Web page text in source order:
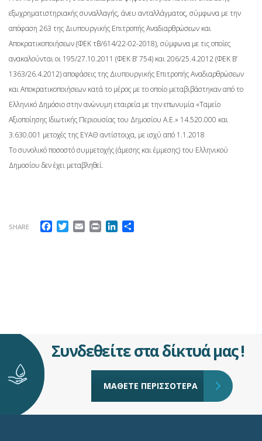
εξωχρηματιστηριακής συναλλαγής, άνευ ανταλλάγματος, σύμφωνα με την
απόφαση 263 της Διυπουργικής Επιτροπής Αναδιαρθρώσεων και
Αποκρατικοποιήσεων (ΦΕΚ τ΄Β/614/22-02-2018), σύμφωνα με τις οποίες
ανακαλούνται οι 195/27.10.2011 (ΦΕΚ Β’ 754) και 206/25.4.2012 (ΦΕΚ Β’
1363/26.4.2012) αποφάσεις της Διυπουργικής Επιτροπής Αναδιαρθρώσεων
και Αποκρατικοποιήσεων κατά το μέρος με το οποίο μεταβιβάστηκαν από το
Ελληνικό Δημόσιο στην ανώνυμη εταιρεία με την επωνυμία «Ταμείο
Αξιοποίησης Ιδιωτικής Περιουσίας του Δημοσίου Α.Ε.» 14.520.000 και
3.630.001 μετοχές της ΕΥΑΘ αντίστοιχα, με ισχύ από 1.1.2018
Το συνολικό ποσοστό συμμετοχής (άμεσης και έμμεσης) του Ελληνικού
Δημοσίου δεν έχει μεταβληθεί.
SHARE Facebook
Twitter
EmailPrintLinkedIn
Συνδεθείτε στα δίκτυά μας !
ΜΑΘΕΤΕ ΠΕΡΙΣΣΟΤΕΡΑ